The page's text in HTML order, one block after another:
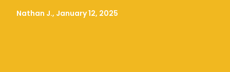
Nathan J., January 12, 2025